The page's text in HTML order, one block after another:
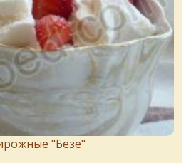
"Бeзe"